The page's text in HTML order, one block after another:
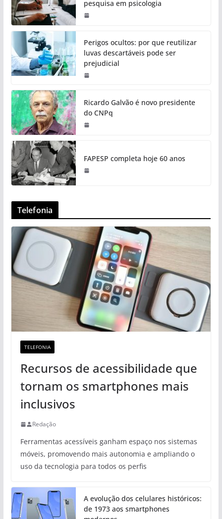
pesquisa em psicologia
Perigos ocultos: por que reutilizar
luvas descartáveis pode ser
prejudicial
Ricardo Galvão é novo presidente
do CNPq
FAPESP completa hoje 60 anos
Telefonia
TELEFONIA
Recursos de acessibilidade que
tornam os smartphones mais
inclusivos
Redação
Ferramentas acessíveis ganham espaço nos sistemas
móveis, promovendo mais autonomia e ampliando o
uso da tecnologia para todos os perfis
A evolução dos celulares históricos:
de 1973 aos smartphones